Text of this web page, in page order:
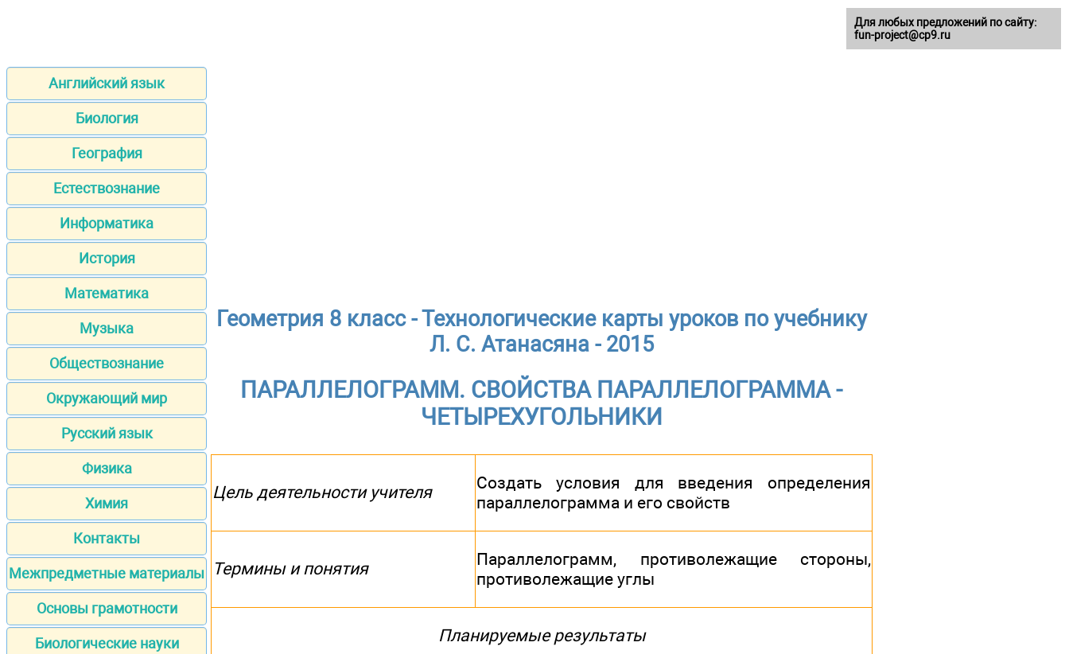
Английский язык
Биология
География
Естествознание
Информатика
История
Математика
Музыка
Обществознание
Окружающий мир
Русский язык
Физика
Химия
Контакты
Межпредметные материалы
Основы грамотности
Биологические науки
Геометрия 8 класс - Технологические карты уроков по учебнику
Л. С. Атанасяна - 2015
ПАРАЛЛЕЛОГРАММ. СВОЙСТВА ПАРАЛЛЕЛОГРАММА -
ЧЕТЫРЕХУГОЛЬНИКИ
Цель деятельности учителя
Создать условия для введения определения
параллелограмма и его свойств
Термины и понятия
Параллелограмм, противолежащие стороны,
противолежащие углы
Планируемые результаты
Для любых предложений по сайту:
fun-project@cp9.ru